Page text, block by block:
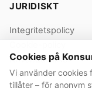
JURIDISKT
Integritetspolicy
Användarvillkor
Våra villkor
Cookies på
Vi använder cookies
tillåter – för anonym